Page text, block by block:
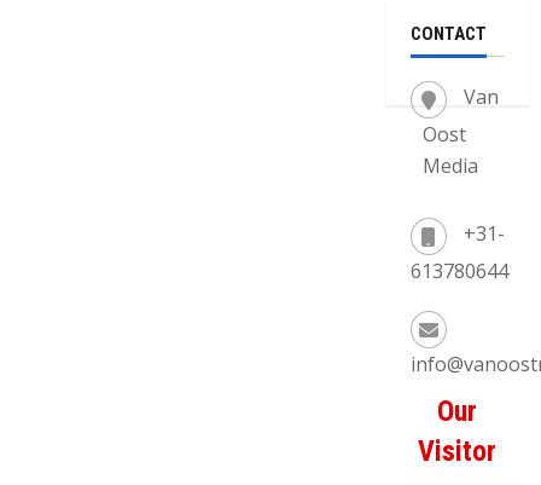
CONTACT
Van
Oost
Media
+31-
613780644
Our
Visitor